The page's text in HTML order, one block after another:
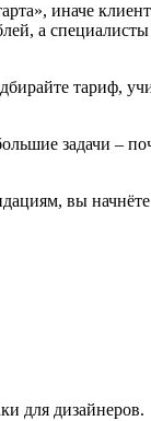
иначе
а
тариф,
задачи –
вы начнёте
для дизайнеров.